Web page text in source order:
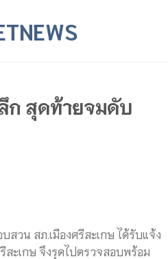
ก สุดท้ายจมดับ
สวน สภ.เมืองศรีสะเกษ ได้รับแจ้ง
สะเกษ จึงรุดไปตรวจสอบพร้อม